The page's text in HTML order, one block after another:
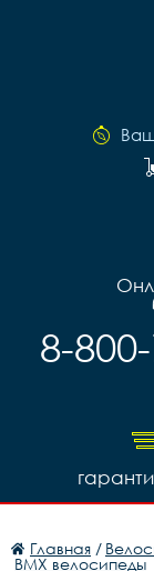
8-
Главная /
BMX велосипеды